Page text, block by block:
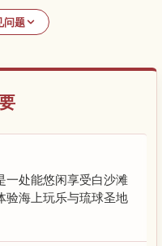
问题
一处能悠闲享受白沙滩
验海上玩乐与琉球圣地